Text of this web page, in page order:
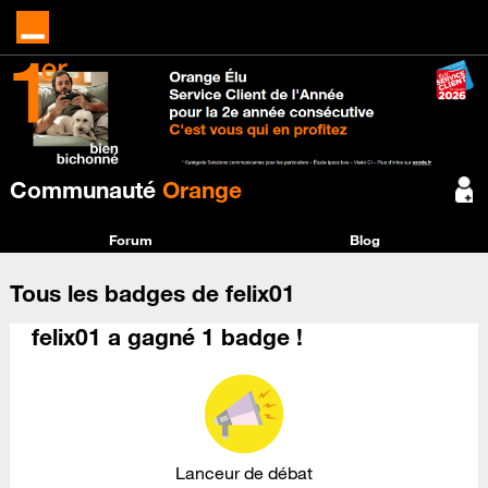
Communauté Orange
Forum Blog
Tous les badges de felix01
felix01 a gagné 1 badge !
Lanceur de débat